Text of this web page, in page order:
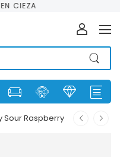
CIEZA
Sour Raspberry